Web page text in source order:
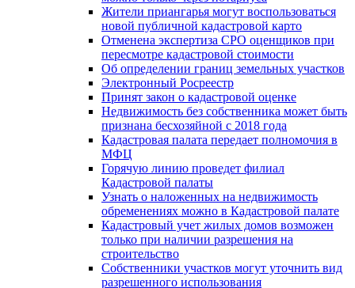
Жители приангарья могут воспользоваться
новой публичной кадастровой карто
Отменена экспертиза СРО оценщиков при
пересмотре кадастровой стоимости
Об определении границ земельных участков
Электронный Росреестр
Принят закон о кадастровой оценке
Недвижимость без собственника может быть
признана бесхозяйной с 2018 года
Кадастровая палата передает полномочия в
МФЦ
Горячую линию проведет филиал
Кадастровой палаты
Узнать о наложенных на недвижимость
обременениях можно в Кадастровой палате
Кадастровый учет жилых домов возможен
только при наличии разрешения на
строительство
Собственники участков могут уточнить вид
разрешенного использования